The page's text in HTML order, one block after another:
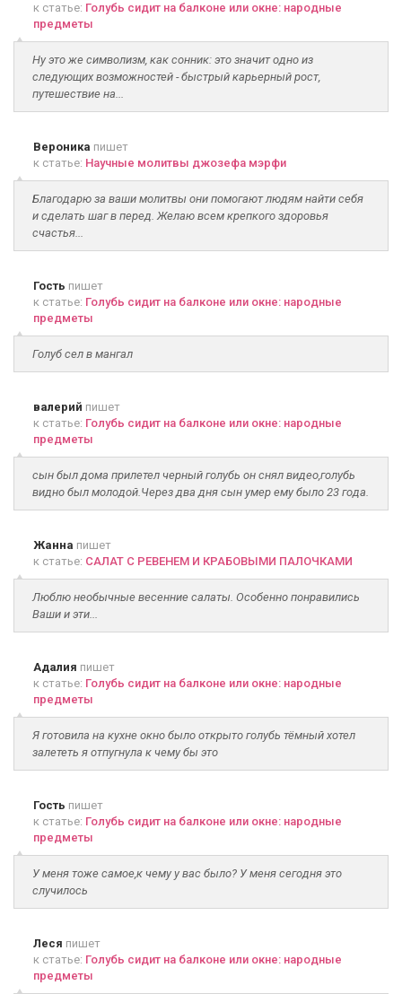
к статье: Голубь сидит на балконе или окне: народные
предметы
Ну это же символизм, как сонник: это значит одно из
следующих возможностей - быстрый карьерный рост,
путешествие на...
Вероника пишет
к статье: Научные молитвы джозефа мэрфи
Благодарю за ваши молитвы они помогают людям найти себя
и сделать шаг в перед. Желаю всем крепкого здоровья
счастья...
Гость пишет
к статье: Голубь сидит на балконе или окне: народные
предметы
Голуб сел в мангал
валерий пишет
к статье: Голубь сидит на балконе или окне: народные
предметы
сын был дома прилетел черный голубь он снял видео,голубь
видно был молодой.Через два дня сын умер ему было 23 года.
Жанна пишет
к статье: САЛАТ С РЕВЕНЕМ И КРАБОВЫМИ ПАЛОЧКАМИ
Люблю необычные весенние салаты. Особенно понравились
Ваши и эти...
Адалия пишет
к статье: Голубь сидит на балконе или окне: народные
предметы
Я готовила на кухне окно было открыто голубь тёмный хотел
залететь я отпугнула к чему бы это
Гость пишет
к статье: Голубь сидит на балконе или окне: народные
предметы
У меня тоже самое,к чему у вас было? У меня сегодня это
случилось
Леся пишет
к статье: Голубь сидит на балконе или окне: народные
предметы